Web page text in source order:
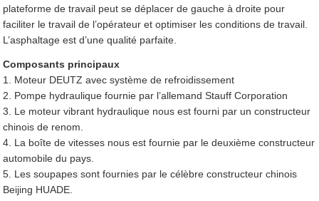
plateforme de travail peut se déplacer de gauche à droite pour
faciliter le travail de l’opérateur et optimiser les conditions de travail.
L’asphaltage est d’une qualité parfaite.
Composants principaux
1. Moteur DEUTZ avec système de refroidissement
2. Pompe hydraulique fournie par l’allemand Stauff Corporation
3. Le moteur vibrant hydraulique nous est fourni par un constructeur
chinois de renom.
4. La boîte de vitesses nous est fournie par le deuxième constructeur
automobile du pays.
5. Les soupapes sont fournies par le célèbre constructeur chinois
Beijing HUADE.